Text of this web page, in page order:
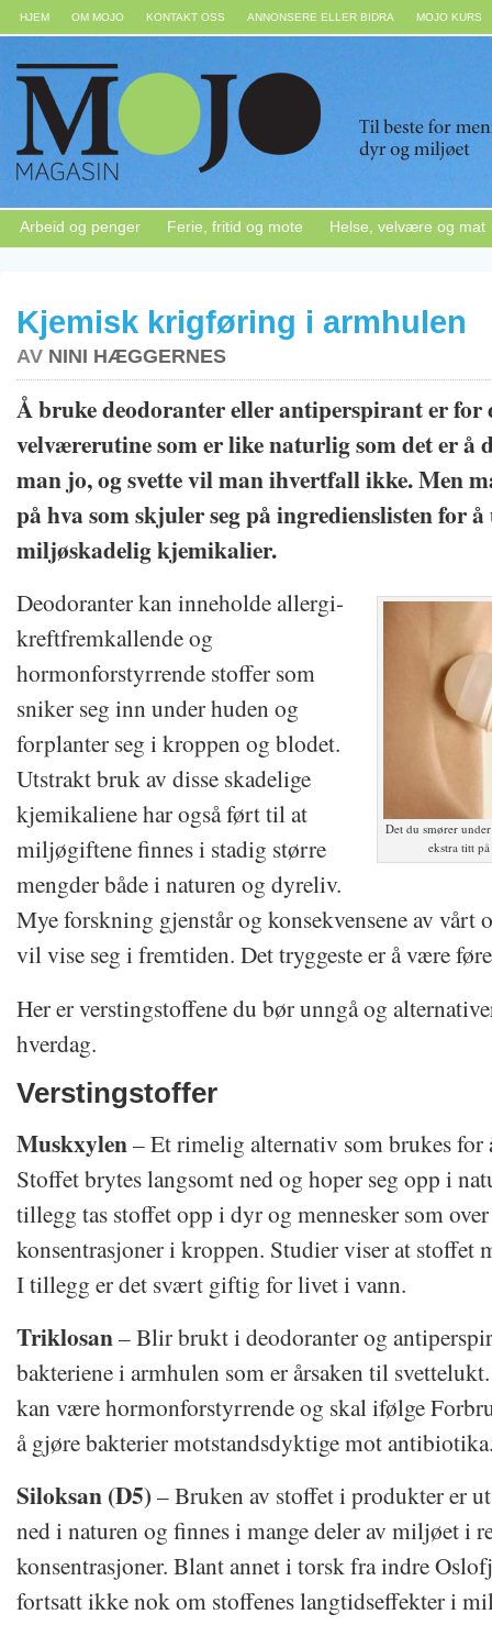
HJEM OM MOJO KONTAKT OSS ANNONSERE ELLER BIDRA MOJO KURS
Arbeid og penger Ferie, fritid og mote Helse, velvære og mat
Kjemisk krigføring i armhulen
AV NINI HÆGGERNES
Å bruke deodoranter eller antiperspirant er for
velværerutine som er like naturlig som det er å
man jo, og svette vil man ihvertfall ikke. Men
på hva som skjuler seg på ingredienslisten for å
miljøskadelig kjemikalier.
Det du smører
ekstra titt
Deodoranter kan inneholde allergi-
kreftfremkallende og
hormonforstyrrende stoffer som
sniker seg inn under huden og
forplanter seg i kroppen og blodet.
Utstrakt bruk av disse skadelige
kjemikaliene har også ført til at
miljøgiftene finnes i stadig større
mengder både i naturen og dyreliv.
Mye forskning gjenstår og konsekvensene av
vil vise seg i fremtiden. Det tryggeste er å være
Her er verstingstoffene du bør unngå og
hverdag.
Verstingstoffer
Muskxylen– Et rimelig alternativ som brukes
Stoffet brytes langsomt ned og hoper seg opp i
tillegg tas stoffet opp i dyr og mennesker som
konsentrasjoner i kroppen. Studier viser at
I tillegg er det svært giftig for livet i vann.
Triklosan– Blir brukt i deodoranter og
bakteriene i armhulen som er årsaken til
kan være hormonforstyrrende og skal ifølge
å gjøre bakterier motstandsdyktige mot
Siloksan (D5) – Bruken av stoffet i produkter er
ned i naturen og finnes i mange deler av miljøet i
konsentrasjoner. Blant annet i torsk fra indre
fortsatt ikke nok om stoffenes langtidseffekter i